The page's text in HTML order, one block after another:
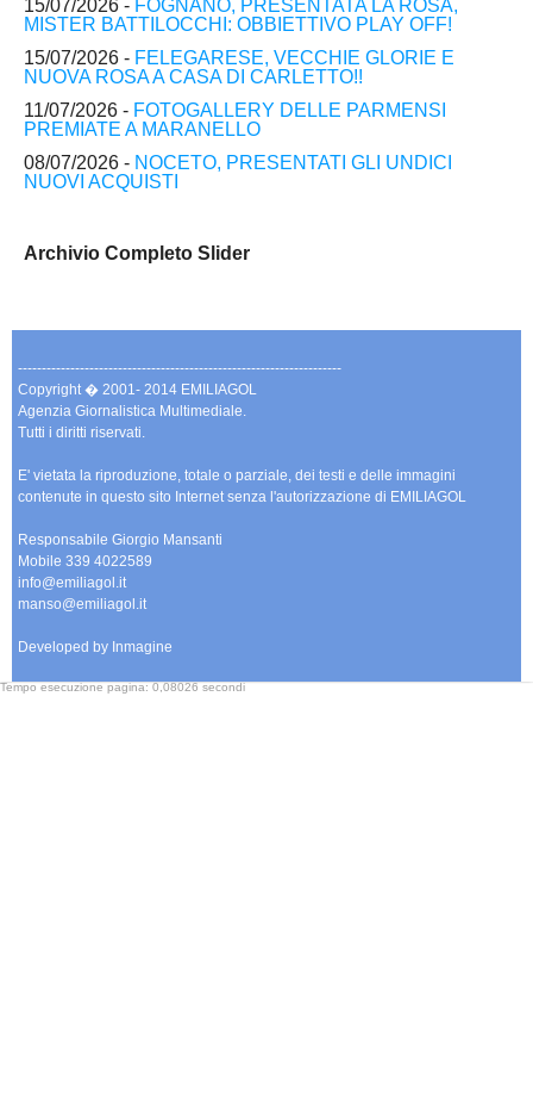
15/07/2026 - FOGNANO, PRESENTATA LA ROSA,
MISTER BATTILOCCHI: OBBIETTIVO PLAY OFF!
15/07/2026 - FELEGARESE, VECCHIE GLORIE E
NUOVA ROSA A CASA DI CARLETTO!!
11/07/2026 - FOTOGALLERY DELLE PARMENSI
PREMIATE A MARANELLO
08/07/2026 - NOCETO, PRESENTATI GLI UNDICI
NUOVI ACQUISTI
Archivio Completo Slider
--------------------------------------------------------------------
Copyright � 2001- 2014 EMILIAGOL
Agenzia Giornalistica Multimediale.
Tutti i diritti riservati.
E' vietata la riproduzione, totale o parziale, dei testi e delle immagini
contenute in questo sito Internet senza l'autorizzazione di EMILIAGOL
Responsabile Giorgio Mansanti
Mobile 339 4022589
info@emiliagol.it
manso@emiliagol.it
Developed by Inmagine
Tempo esecuzione pagina: 0,08026 secondi